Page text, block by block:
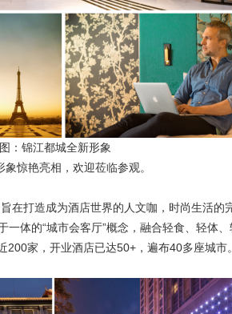
图：锦江都城全新形象
惊艳亮相，欢迎莅临参观。
打造成为酒店世界的人文咖，时尚生活的
体的“城市会客厅”概念，融合轻食、轻体
200家，开业酒店已达50+，遍布40多座城